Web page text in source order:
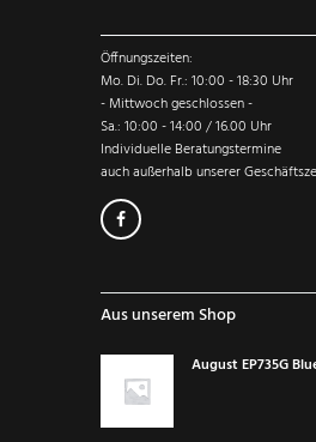
Öffnungszeiten:
Mo. Di. Do. Fr.: 10:00 - 18:30 Uhr
- Mittwoch geschlossen -
Sa.: 10:00 - 14:00 / 16.00 Uhr
Individuelle Beratungstermine
auch außerhalb unserer
Aus unserem Shop
August EP735G